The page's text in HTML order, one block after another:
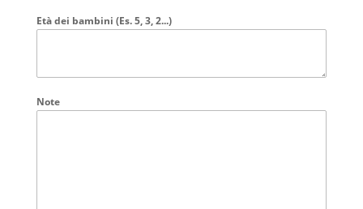
Età dei bambini (Es. 5, 3, 2...)
Note